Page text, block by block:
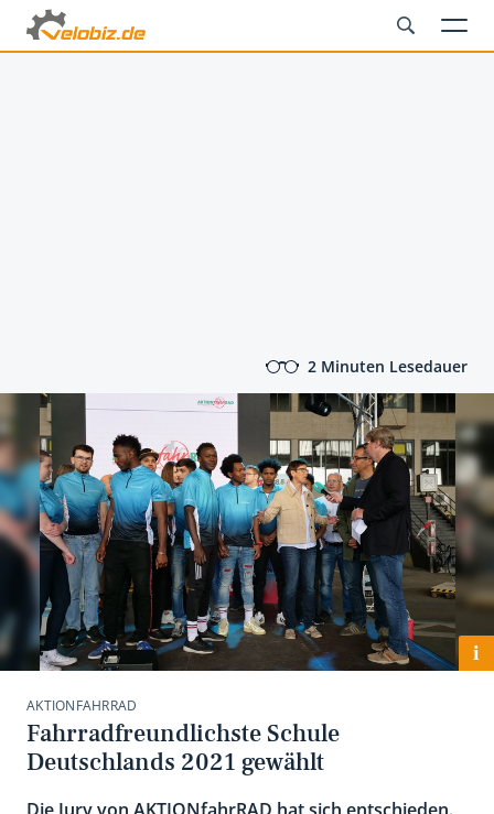
2 Minuten Lesedauer
i
AKTIONFAHRRAD
Fahrradfreundlichste Schule
Deutschlands 2021 gewählt